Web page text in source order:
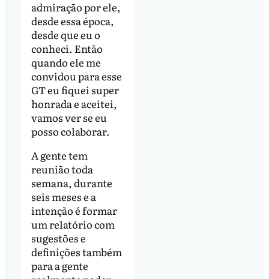
admiração por ele,
desde essa época,
desde que eu o
conheci. Então
quando ele me
convidou para esse
GT eu fiquei super
honrada e aceitei,
vamos ver se eu
posso colaborar.
A gente tem
reunião toda
semana, durante
seis meses e a
intenção é formar
um relatório com
sugestões e
definições também
para a gente